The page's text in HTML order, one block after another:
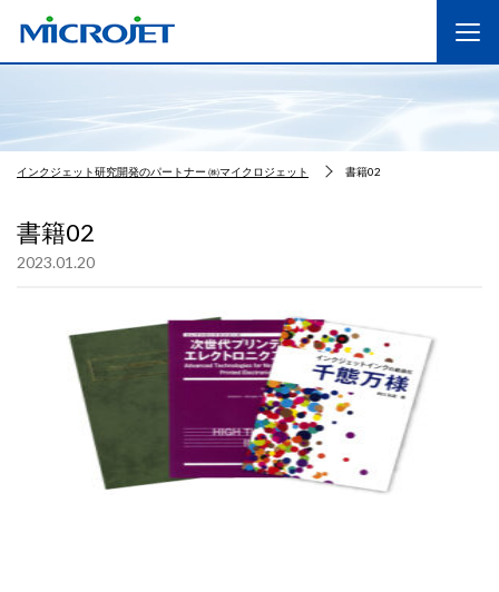
インクジェット研究開発のパートナー ㈱マイクロジェット 書籍02
書籍02
2023.01.20